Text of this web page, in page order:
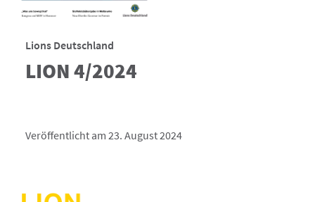
Lions Deutschland
LION 4/2024
Veröffentlicht am 23. August 2024